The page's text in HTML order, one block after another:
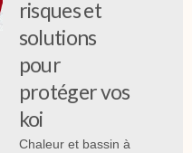
risques et
solutions
pour
protéger vos
koi
Chaleur et bassin à